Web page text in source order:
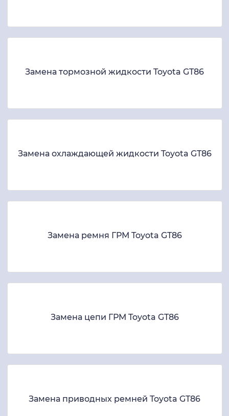
Замена тормозной жидкости Toyota GT86
Замена охлаждающей жидкости Toyota GT86
Замена ремня ГРМ Toyota GT86
Замена цепи ГРМ Toyota GT86
Замена приводных ремней Toyota GT86